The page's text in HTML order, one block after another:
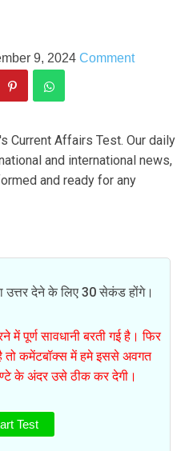
9, 2024 Comment
Current Affairs Test. Our daily
and international news,
and ready for any
देने के लिए 30 सेकंड होंगे।
पूर्ण सावधानी बरती गई है। फिर
तो कमेंटबॉक्स में हमे इससे अवगत
के अंदर उसे ठीक कर देगी।
Test